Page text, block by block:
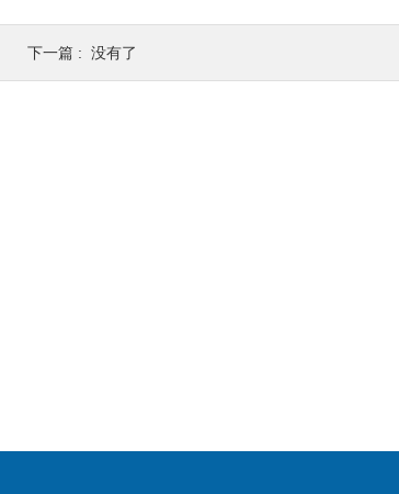
下一篇 : 没有了